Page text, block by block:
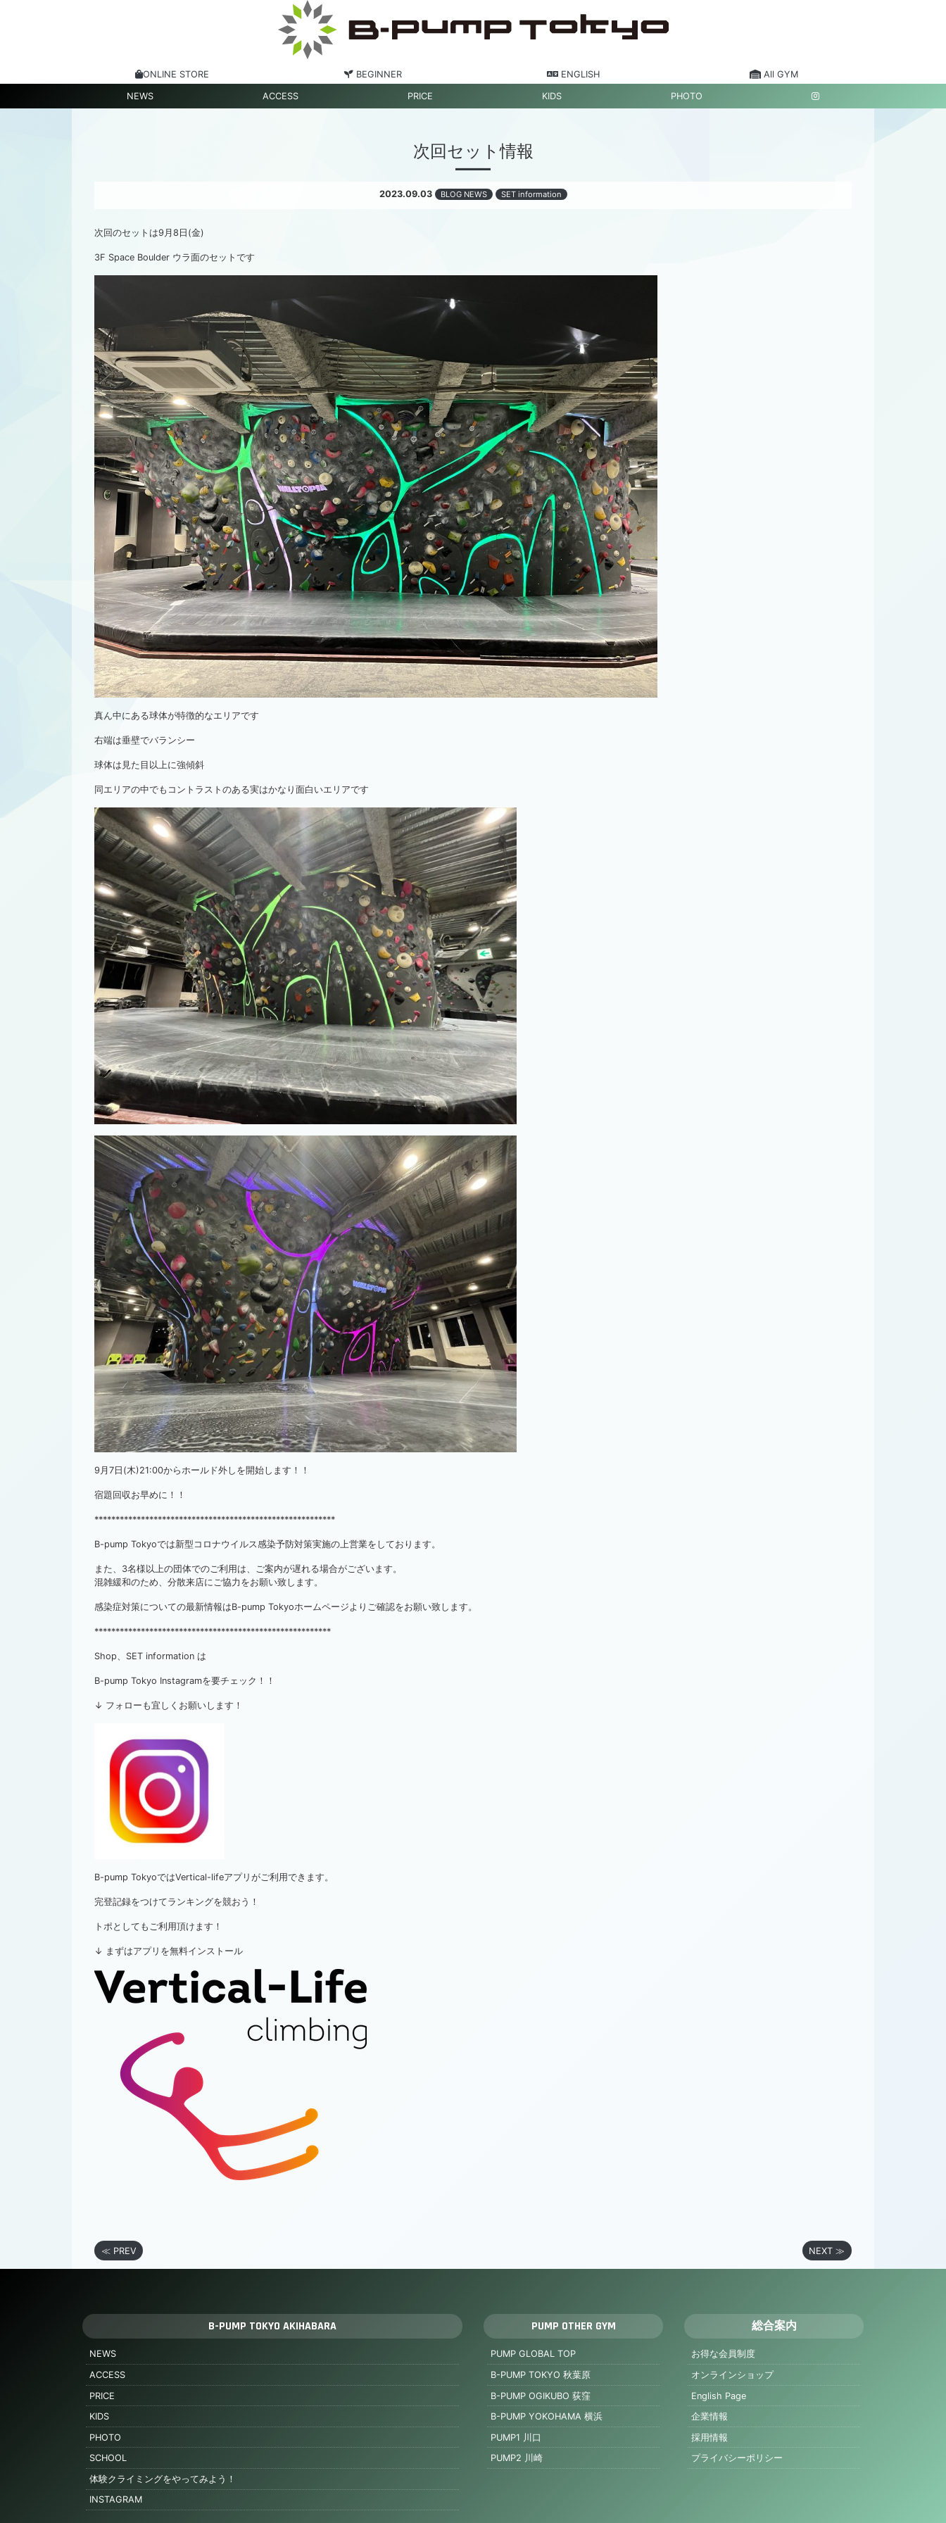
ONLINE STORE BEGINNER ENGLISH All GYM
NEWS ACCESS PRICE KIDS PHOTO
次回セット情報
2023.09.03 BLOG NEWS SET information
次回のセットは9月8日(金)
3F Space Boulder ウラ面のセットです
真ん中にある球体が特徴的なエリアです
右端は垂壁でバランシー
球体は見た目以上に強傾斜
同エリアの中でもコントラストのある実はかなり面白いエリアです
9月7日(木)21:00からホールド外しを開始します！！
宿題回収お早めに！！
*********************************************************
B-pump Tokyoでは新型コロナウイルス感染予防対策実施の上営業をしております。
また、3名様以上の団体でのご利用は、ご案内が遅れる場合がございます。
混雑緩和のため、分散来店にご協力をお願い致します。
感染症対策についての最新情報はB-pump Tokyoホームページよりご確認をお願い致します。
********************************************************
Shop、SET information は
B-pump Tokyo Instagramを要チェック！！
↓ フォローも宜しくお願いします！
B-pump TokyoではVertical-lifeアプリがご利用できます。
完登記録をつけてランキングを競おう！
トポとしてもご利用頂けます！
↓ まずはアプリを無料インストール
≪ PREV NEXT ≫
B-PUMP TOKYO AKIHABARA
NEWS
ACCESS
PRICE
KIDS
PHOTO
SCHOOL
体験クライミングをやってみよう！
INSTAGRAM
PUMP OTHER GYM
PUMP GLOBAL TOP
B-PUMP TOKYO 秋葉原
B-PUMP OGIKUBO 荻窪
B-PUMP YOKOHAMA 横浜
PUMP1 川口
PUMP2 川崎
総合案内
お得な会員制度
オンラインショップ
English Page
企業情報
採用情報
プライバシーポリシー